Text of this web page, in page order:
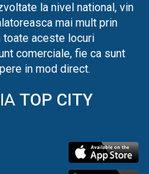
la nivel national, vin
mai mult prin
toate aceste locuri
comerciale, fie ca sunt
in mod direct.
TOP CITY